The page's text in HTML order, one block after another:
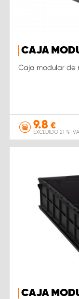
CAJA
Caja modular de
9.8 €
EXCLUIDO 21 % IVA
CAJA